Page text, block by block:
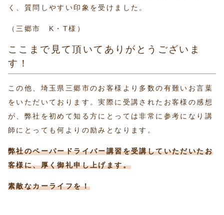
く、質問しやすい印象を受けました。
（三郷市 K・T様）
ここまで見て頂いてありがとうございま
す！
この他、埼玉県三郷市のお客様より多数の有難いお言葉
をいただいております。実際に受講されたお客様の感想
が、弊社を初めて知る方にとっては非常に参考になり講
師にとっても何よりの励みとなります。
弊社のペーパードライバー講習を受講していただいたお
客様に、厚く御礼申し上げます。
素敵なカーライフを！